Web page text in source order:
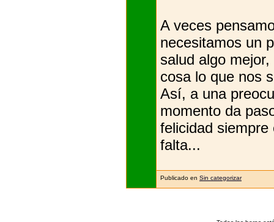
A veces
necesitamos un
salud algo
cosa lo que nos
Así, a una
momento da
felicidad
falta...
Publicado en Sin categorizar